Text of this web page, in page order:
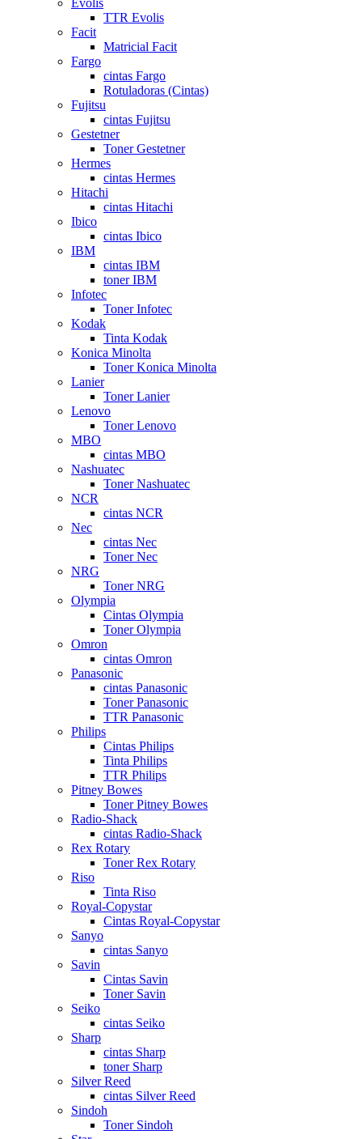
Evolis
TTR Evolis
Facit
Matricial Facit
Fargo
cintas Fargo
Rotuladoras (Cintas)
Fujitsu
cintas Fujitsu
Gestetner
Toner Gestetner
Hermes
cintas Hermes
Hitachi
cintas Hitachi
Ibico
cintas Ibico
IBM
cintas IBM
toner IBM
Infotec
Toner Infotec
Kodak
Tinta Kodak
Konica Minolta
Toner Konica Minolta
Lanier
Toner Lanier
Lenovo
Toner Lenovo
MBO
cintas MBO
Nashuatec
Toner Nashuatec
NCR
cintas NCR
Nec
cintas Nec
Toner Nec
NRG
Toner NRG
Olympia
Cintas Olympia
Toner Olympia
Omron
cintas Omron
Panasonic
cintas Panasonic
Toner Panasonic
TTR Panasonic
Philips
Cintas Philips
Tinta Philips
TTR Philips
Pitney Bowes
Toner Pitney Bowes
Radio-Shack
cintas Radio-Shack
Rex Rotary
Toner Rex Rotary
Riso
Tinta Riso
Royal-Copystar
Cintas Royal-Copystar
Sanyo
cintas Sanyo
Savin
Cintas Savin
Toner Savin
Seiko
cintas Seiko
Sharp
cintas Sharp
toner Sharp
Silver Reed
cintas Silver Reed
Sindoh
Toner Sindoh